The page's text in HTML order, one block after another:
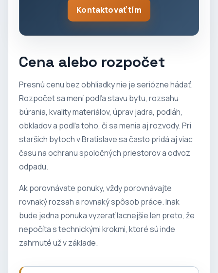
Kontaktovať tím
Cena alebo rozpočet
Presnú cenu bez obhliadky nie je seriózne hádať.
Rozpočet sa mení podľa stavu bytu, rozsahu
búrania, kvality materiálov, úprav jadra, podláh,
obkladov a podľa toho, či sa menia aj rozvody. Pri
starších bytoch v Bratislave sa často pridá aj viac
času na ochranu spoločných priestorov a odvoz
odpadu.
Ak porovnávate ponuky, vždy porovnávajte
rovnaký rozsah a rovnaký spôsob práce. Inak
bude jedna ponuka vyzerať lacnejšie len preto, že
nepočíta s technickými krokmi, ktoré sú inde
zahrnuté už v základe.